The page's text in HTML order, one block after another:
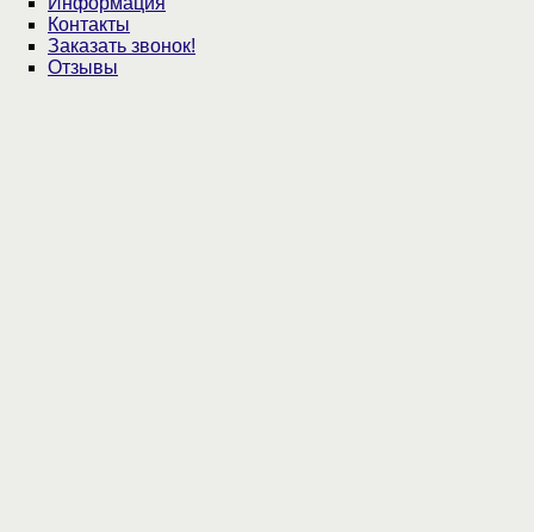
Контакты
Заказать звонок!
Отзывы